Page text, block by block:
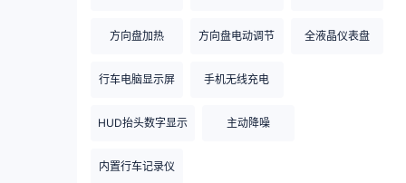
方向盘加热 方向盘电动调节 全液晶仪表盘
行车电脑显示屏 手机无线充电
HUD抬头数字显示 主动降噪
内置行车记录仪